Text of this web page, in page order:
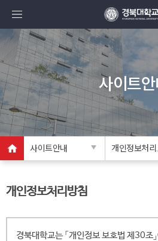
사이트안
사이트안내
개인정보처리방침
경북대학교는 「개인정보 보호법 제30조